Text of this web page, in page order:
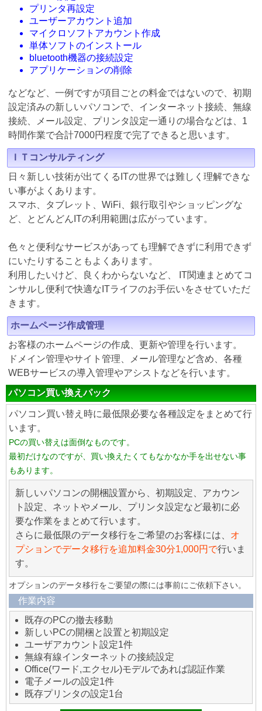
プリンタ再設定
ユーザーアカウント追加
マイクロソフトアカウント作成
単体ソフトのインストール
bluetooth機器の接続設定
アプリケーションの削除
などなど、一例ですが項目ごとの料金ではないので、初期
設定済みの新しいパソコンで、インターネット接続、無線
接続、メール設定、プリンタ設定一通りの場合などは、1
時間作業で合計7000円程度で完了できると思います。
ＩＴコンサルティング
日々新しい技術が出てくるITの世界では難しく理解できな
い事がよくあります。
スマホ、タブレット、WiFi、銀行取引やショッピングな
ど、とどんどんITの利用範囲は広がっています。
色々と便利なサービスがあっても理解できずに利用できず
にいたりすることもよくあります。
利用したいけど、良くわからないなど、 IT関連まとめてコ
ンサルし便利で快適なITライフのお手伝いをさせていただ
きます。
ホームページ作成管理
お客様のホームページの作成、更新や管理を行います。
ドメイン管理やサイト管理、メール管理など含め、各種
WEBサービスの導入管理やアシストなどを行います。
パソコン買い換えパック
パソコン買い替え時に最低限必要な各種設定をまとめて行
います。
PCの買い替えは面倒なものです。
最初だけなのですが、買い換えたくてもなかなか手を出せない事
もあります。
新しいパソコンの開梱設置から、初期設定、アカウン
ト設定、ネットやメール、プリンタ設定など最初に必
要な作業をまとめて行います。
さらに最低限のデータ移行をご希望のお客様には、 オ
プションでデータ移行を追加料金30分1,000円で行いま
す。
オプションのデータ移行をご要望の際には事前にご依頼下さい。
作業内容
既存のPCの撤去移動
新しいPCの開梱と設置と初期設定
ユーザアカウント設定1件
無線有線インターネットの接続設定
Office(ワード,エクセル)モデルであれば認証作業
電子メールの設定1件
既存プリンタの設定1台